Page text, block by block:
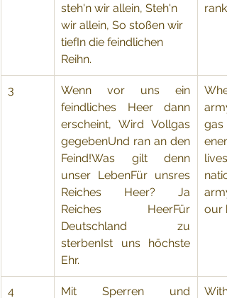
steh'n wir allein, Steh'n
wir allein, So stoßen wir
tiefIn die feindlichen
Reihn.
3
​Wenn vor uns ein
feindliches Heer dann
erscheint, Wird Vollgas
gegebenUnd ran an den
Feind!Was gilt denn
unser LebenFür unsres
Reiches Heer? Ja
Reiches HeerFür
Deutschland zu
sterbenIst uns höchste
Ehr.
our
4 ​Mit Sperren und